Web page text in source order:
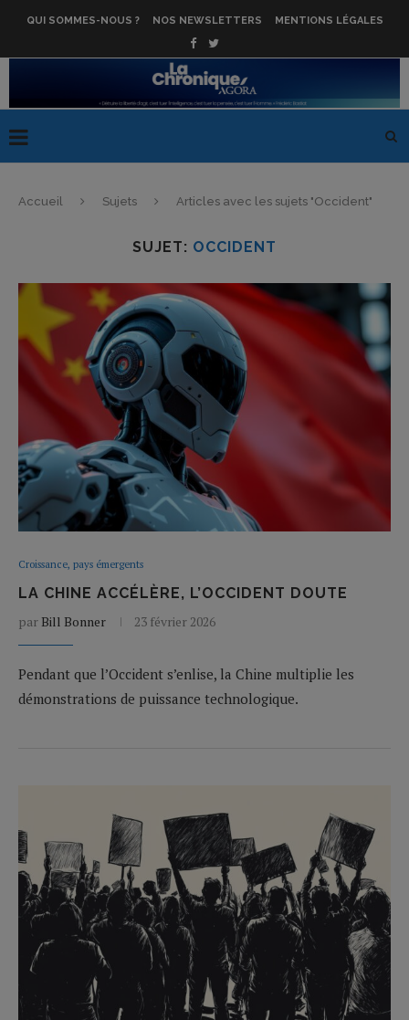
QUI SOMMES-NOUS ? NOS NEWSLETTERS MENTIONS LÉGALES
Accueil Sujets Articles avec les sujets "Occident"
SUJET: OCCIDENT
Croissance, pays émergents
LA CHINE ACCÉLÈRE, L’OCCIDENT DOUTE
par Bill Bonner 23 février 2026
Pendant que l’Occident s’enlise, la Chine multiplie les
démonstrations de puissance technologique.